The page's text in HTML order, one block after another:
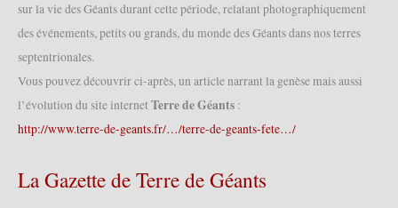
sur la vie des Géants durant cette période, relatant photographiquement
des événements, petits ou grands, du monde des Géants dans nos terres
septentrionales.
Vous pouvez découvrir ci-après, un article narrant la genèse mais aussi
l’évolution du site internet Terre de Géants :
http://www.terre-de-geants.fr/…/terre-de-geants-fete…/
La Gazette de Terre de Géants